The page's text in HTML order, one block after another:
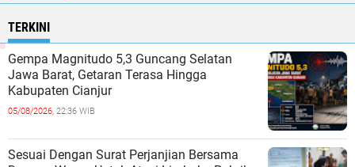
TERKINI
Gempa Magnitudo 5,3 Guncang Selatan
Jawa Barat, Getaran Terasa Hingga
Kabupaten Cianjur
05/08/2026, 22:36 WIB
Sesuai Dengan Surat Perjanjian Bersama